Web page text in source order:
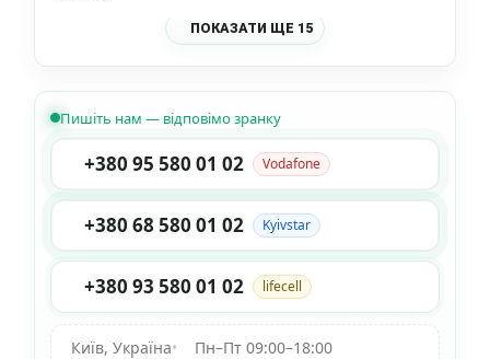
ПОКАЗАТИ ЩЕ 15
Пишіть нам — відповімо зранку
+380 95 580 01 02 Vodafone
+380 68 580 01 02 Kyivstar
+380 93 580 01 02 lifecell
Київ, Україна•
Пн–Пт 09:00–18:00